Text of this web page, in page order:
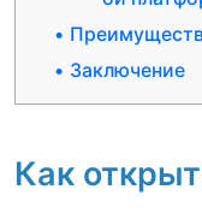
Заключение
Как